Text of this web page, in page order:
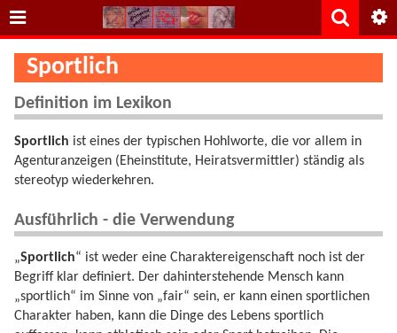
Sportlich
Definition im Lexikon
Sportlich ist eines der typischen Hohlworte, die vor allem in
Agenturanzeigen (Eheinstitute, Heiratsvermittler) ständig als
stereotyp wiederkehren.
Ausführlich - die Verwendung
„Sportlich“ ist weder eine Charaktereigenschaft noch ist der
Begriff klar definiert. Der dahinterstehende Mensch kann
„sportlich“ im Sinne von „fair“ sein, er kann einen sportlichen
Charakter haben, kann die Dinge des Lebens sportlich